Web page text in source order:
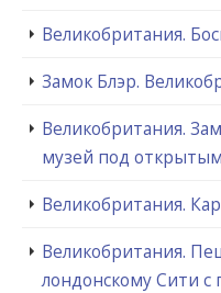
Великобритания.
Замок Блэр.
Великобритания.
музей под
Великобритания.
Великобритания.
лондонскому Сити с